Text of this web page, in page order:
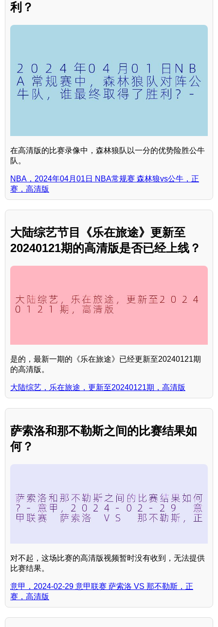
利？
在高清版的比赛录像中，森林狼队以一分的优势险胜公牛
队。
NBA，2024年04月01日 NBA常规赛 森林狼vs公牛，正
赛，高清版
大陆综艺节目《乐在旅途》更新至
20240121期的高清版是否已经上线？
是的，最新一期的《乐在旅途》已经更新至20240121期
的高清版。
大陆综艺，乐在旅途，更新至20240121期，高清版
萨索洛和那不勒斯之间的比赛结果如
何？
对不起，这场比赛的高清版视频暂时没有收到，无法提供
比赛结果。
意甲，2024-02-29 意甲联赛 萨索洛 VS 那不勒斯，正
赛，高清版